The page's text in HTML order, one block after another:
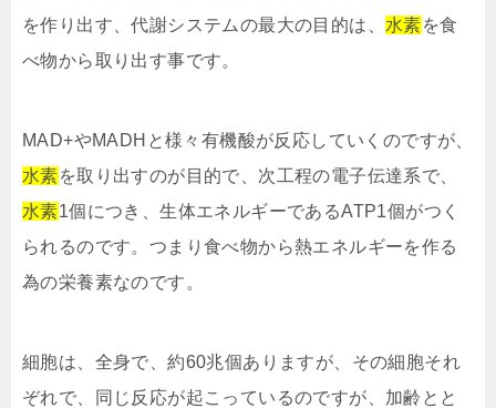
を作り出す、代謝システムの最大の目的は、 水素を食
べ物から取り出す事です。
MAD+やMADHと様々有機酸が反応していくのですが、
水素を取り出すのが目的で、次工程の電子伝達系で、
水素1個につき、生体エネルギーであるATP1個がつく
られるのです。つまり食べ物から熱エネルギーを作る
為の栄養素なのです。
細胞は、全身で、約60兆個ありますが、その細胞それ
ぞれで、同じ反応が起こっているのですが、加齢とと